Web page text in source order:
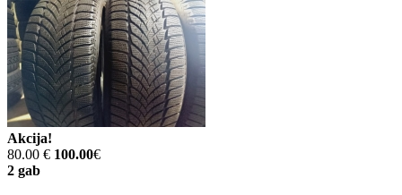
Akcija!
80.00 € 100.00€
2 gab